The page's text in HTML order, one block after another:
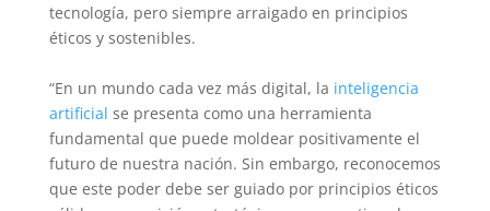
tecnología, pero siempre arraigado en principios
éticos y sostenibles.
“En un mundo cada vez más digital, la inteligencia
artificial se presenta como una herramienta
fundamental que puede moldear positivamente el
futuro de nuestra nación. Sin embargo, reconocemos
que este poder debe ser guiado por principios éticos